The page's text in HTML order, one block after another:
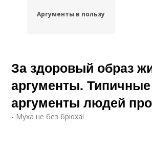
Аргументы в пользу
За здоровый образ
аргументы. Типичные
аргументы людей
- Муха не без брюха!